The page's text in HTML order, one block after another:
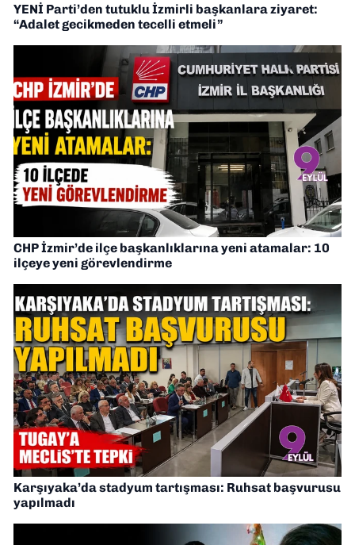
YENİ Parti’den tutuklu İzmirli başkanlara ziyaret:
“Adalet gecikmeden tecelli etmeli”
CHP İzmir’de ilçe başkanlıklarına yeni atamalar: 10
ilçeye yeni görevlendirme
Karşıyaka’da stadyum tartışması: Ruhsat başvurusu
yapılmadı